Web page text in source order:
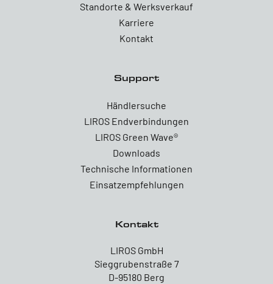
Standorte & Werksverkauf
Karriere
Kontakt
Support
Händlersuche
LIROS Endverbindungen
LIROS Green Wave®
Downloads
Technische Informationen
Einsatzempfehlungen
Kontakt
LIROS GmbH
Sieggrubenstraße 7
D-95180 Berg